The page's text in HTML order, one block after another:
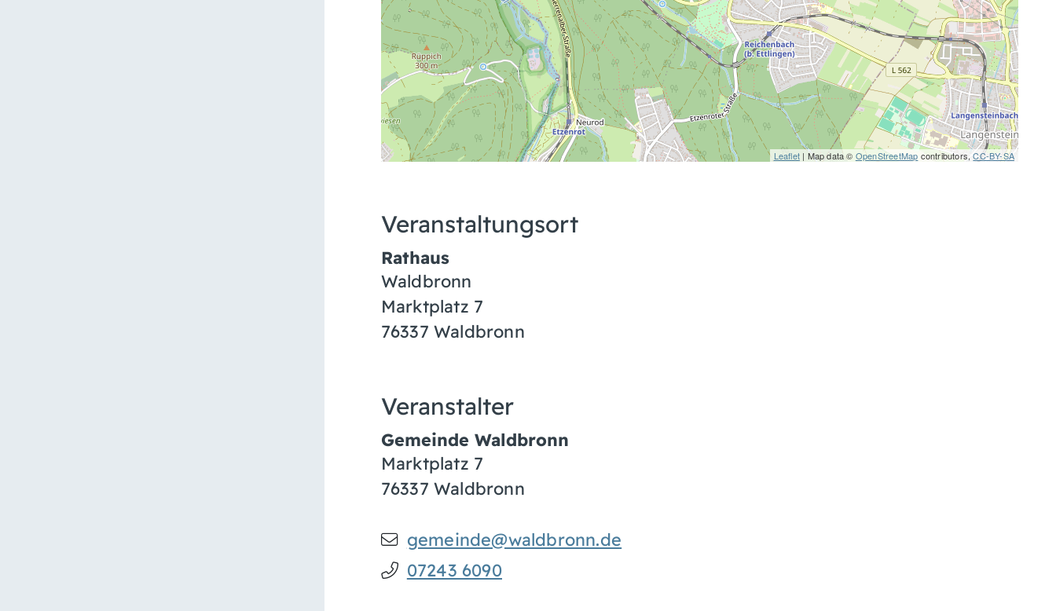
Leaflet| Map data © OpenStreetMap contributors,CC-BY-SA
Veranstaltungsort
Rathaus
Waldbronn
Marktplatz 7
76337 Waldbronn
Veranstalter
Gemeinde Waldbronn
Marktplatz 7
76337 Waldbronn
gemeinde@waldbronn.de
07243 6090